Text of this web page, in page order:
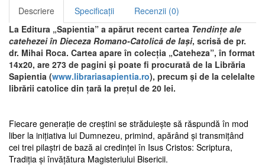
Descriere Specificații
Recenzii (0)
La Editura „Sapientia” a apărut recent cartea Tendinţe ale
catehezei în Dieceza Romano-Catolică de Iaşi, scrisă de pr.
dr. Mihai Roca. Cartea apare în colecţia „Cateheza”, în format
14x20, are 273 de pagini şi poate fi procurată de la Librăria
Sapientia (www.librariasapientia.ro), precum şi de la celelalte
librării catolice din ţară la prețul de 20 lei.
Fiecare generaţie de creştini se străduieşte să răspundă în mod
liber la iniţiativa lui Dumnezeu, primind, apărând şi transmiţând
cei trei pilaştri de bază ai credinţei în Isus Cristos: Scriptura,
Tradiţia şi învăţătura Magisteriului Bisericii.